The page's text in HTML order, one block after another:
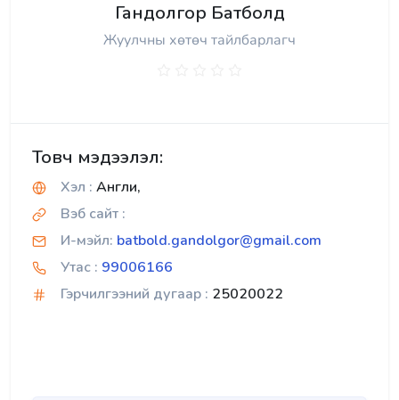
Гандолгор Батболд
Жуулчны хөтөч тайлбарлагч
Товч мэдээлэл:
Хэл : Англи,
Вэб сайт :
И-мэйл: batbold.gandolgor@gmail.com
Утас : 99006166
Гэрчилгээний дугаар : 25020022